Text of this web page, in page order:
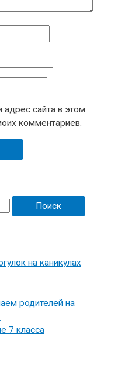
адрес сайта в этом
комментариев.
на каникулах
родителей на
7 класса